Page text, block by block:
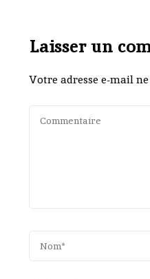
Laisser un
Votre adresse e-mail